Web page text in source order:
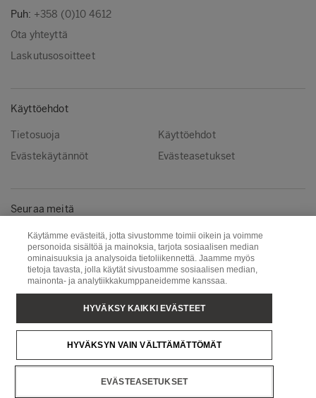
Puh: +358 (0)10 4612
Ota yhteyttä
Laskutusosoitteet
Käyttöehdot
Tietosuoja
Käyttöehdot
Evästekäytännöt
Evästeasetukset
Seuraa meitä
LinkedIn
Metsä Group
Metsä Wood
Metsä Board
Metsä Tissue
Metsä Spring
Copyright © Metsä Group
Käytämme evästeitä, jotta sivustomme toimii oikein ja voimme
personoida sisältöä ja mainoksia, tarjota sosiaalisen median
ominaisuuksia ja analysoida tietoliikennettä. Jaamme myös
tietoja tavasta, jolla käytät sivustoamme sosiaalisen median,
mainonta- ja analytiikkakumppaneidemme kanssaa.
EVÄSTEASETUKSET
HYVÄKSYN VAIN VÄLTTÄMÄTTÖMÄT
HYVÄKSY KAIKKI EVÄSTEET